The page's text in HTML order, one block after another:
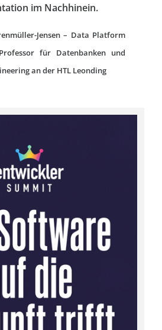
im Nachhinein.
Jensen – Data Platform
für Datenbanken und
an der HTL Leonding